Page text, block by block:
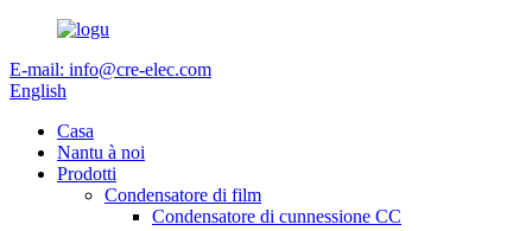
E-mail: info@cre-elec.com
English
Casa
Nantu à noi
Prodotti
Condensatore di film
Condensatore di cunnessione CC